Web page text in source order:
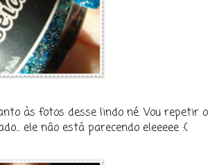
às fotos desse lindo né. Vou repetir o
ele não está parecendo eleeeee :(